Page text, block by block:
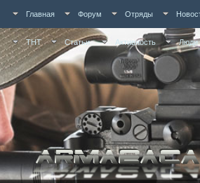
Главная Форум Отряды
ТНТ Статьи Активность Люди